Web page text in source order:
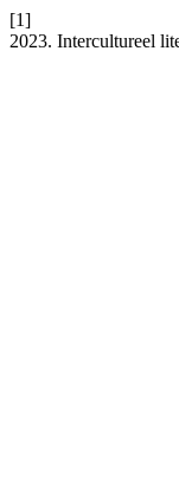
[1]
2023. Intercultureel